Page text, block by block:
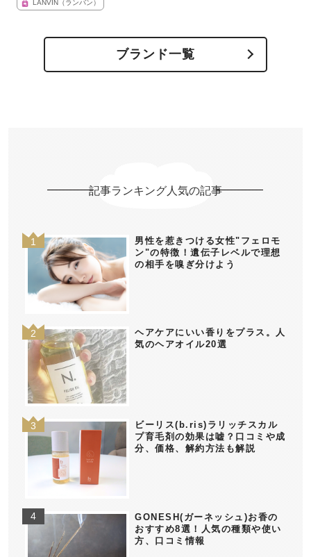
LANVIN（ランバン）
ブランド一覧
記事ランキング人気の記事
男性を惹きつける女性"フェロモ
ン"の特徴！遺伝子レベルで理想
の相手を嗅ぎ分けよう
ヘアケアにいい香りをプラス。人
気のヘアオイル20選
ビーリス(b.ris)ラリッチスカル
プ育毛剤の効果は嘘？口コミや成
分、価格、解約方法も解説
GONESH(ガーネッシュ)お香の
おすすめ8選！人気の種類や使い
方、口コミ情報